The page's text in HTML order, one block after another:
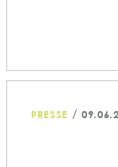
PRESSE /